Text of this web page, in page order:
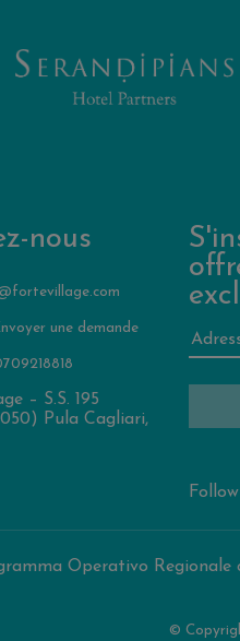
nous
une demande
– S.S. 195
Pula Cagliari,
Operativo Regionale
©